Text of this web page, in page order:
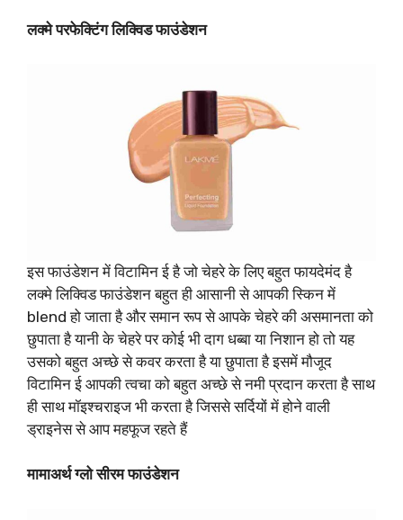
लक्मे परफेक्टिंग लिक्विड फाउंडेशन
इस फाउंडेशन में विटामिन ई है जो चेहरे के लिए बहुत फायदेमंद है
लक्मे लिक्विड फाउंडेशन बहुत ही आसानी से आपकी स्किन में
blend हो जाता है और समान रूप से आपके चेहरे की असमानता को
छुपाता है यानी के चेहरे पर कोई भी दाग धब्बा या निशान हो तो यह
उसको बहुत अच्छे से कवर करता है या छुपाता है इसमें मौजूद
विटामिन ई आपकी त्वचा को बहुत अच्छे से नमी प्रदान करता है साथ
ही साथ मॉइश्चराइज भी करता है जिससे सर्दियों में होने वाली
ड्राइनेस से आप महफूज रहते हैं
मामाअर्थग्लो सीरम फाउंडेशन